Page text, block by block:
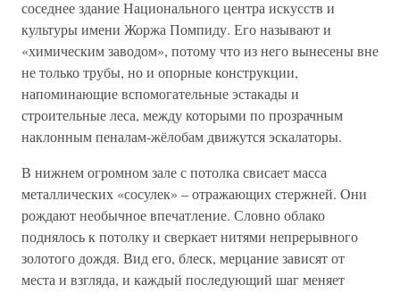
соседнее здание Национального центра искусств и
культуры имени Жоржа Помпиду. Его называют и
«химическим заводом», потому что из него вынесены вне
не только трубы, но и опорные конструкции,
напоминающие вспомогательные эстакады и
строительные леса, между которыми по прозрачным
наклонным пеналам-жёлобам движутся эскалаторы.
В нижнем огромном зале с потолка свисает масса
металлических «сосулек» – отражающих стержней. Они
рождают необычное впечатление. Словно облако
поднялось к потолку и сверкает нитями непрерывного
золотого дождя. Вид его, блеск, мерцание зависят от
места и взгляда, и каждый последующий шаг меняет